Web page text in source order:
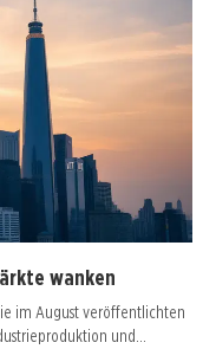
wanken
im August veröffentlichten
und…